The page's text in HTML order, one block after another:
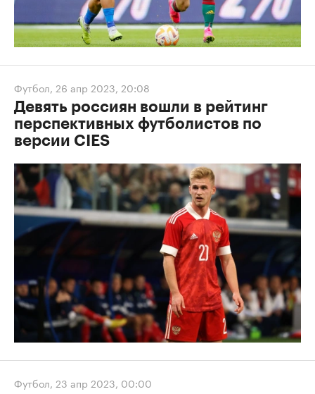
Футбол, 26 апр 2023, 20:08
Девять россиян вошли в рейтинг
перспективных футболистов по
версии CIES
Футбол, 23 апр 2023, 00:00